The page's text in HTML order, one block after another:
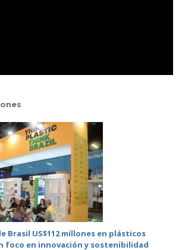
Brasil US$112 millones en plásticos
foco en innovación y sostenibilidad